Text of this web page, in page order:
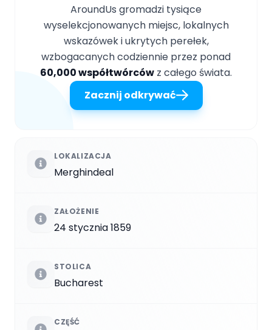
AroundUs gromadzi tysiące
wyselekcjonowanych miejsc, lokalnych
wskazówek i ukrytych perełek,
wzbogacanych codziennie przez ponad
60,000 współtwórców z całego świata.
Zacznij odkrywać
LOKALIZACJA
Merghindeal
ZAŁOŻENIE
24 stycznia 1859
STOLICA
Bucharest
CZĘŚĆ